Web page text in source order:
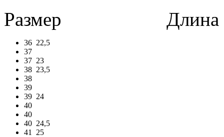
Размер
Длина в
36 22,5
37
37 23
38 23,5
38
39
39 24
40
40
40 24,5
41
25